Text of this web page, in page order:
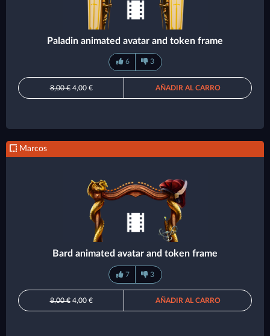
Paladin animated avatar and token frame
6 3
8,00 €4,00 € AÑADIR AL CARRO
Marcos
Bard animated avatar and token frame
7 3
8,00 €4,00 € AÑADIR AL CARRO